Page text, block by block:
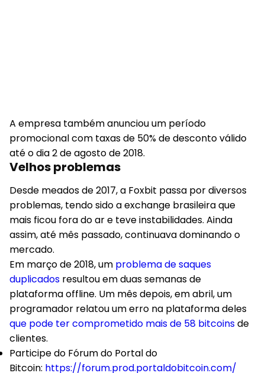
A empresa também anunciou um período
promocional com taxas de 50% de desconto válido
até o dia 2 de agosto de 2018.
Velhos problemas
Desde meados de 2017, a Foxbit passa por diversos
problemas, tendo sido a exchange brasileira que
mais ficou fora do ar e teve instabilidades. Ainda
assim, até mês passado, continuava dominando o
mercado.
Em março de 2018, um problema de saques
duplicados resultou em duas semanas de
plataforma offline. Um mês depois, em abril, um
programador relatou um erro na plataforma deles
que pode ter comprometido mais de 58 bitcoinsde
clientes.
Participe do Fórum do Portal do
Bitcoin: https://forum.prod.portaldobitcoin.com/